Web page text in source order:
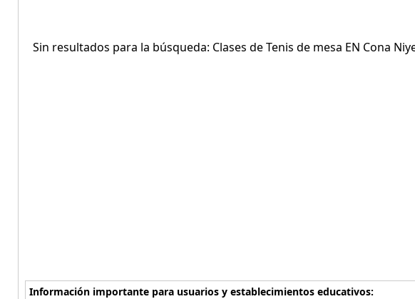
Sin resultados para la búsqueda: Clases de Tenis de mesa EN Cona
Información importante para usuarios y establecimientos educativos: